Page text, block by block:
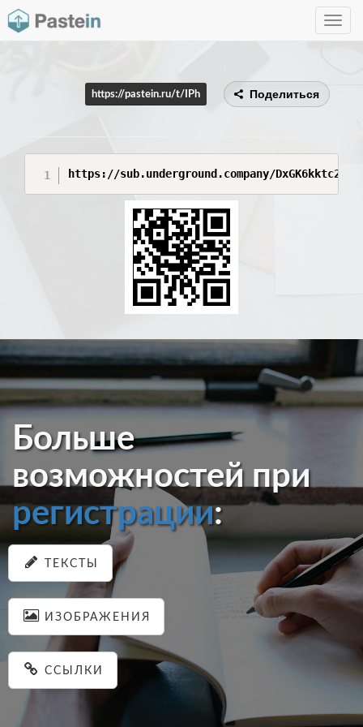
Toggle
https://pastein.ru/t/IPh Поделиться
https://sub.underground.company/
Больше
возможностей при
регистрации:
ТЕКСТЫ
ИЗОБРАЖЕНИЯ
ССЫЛКИ